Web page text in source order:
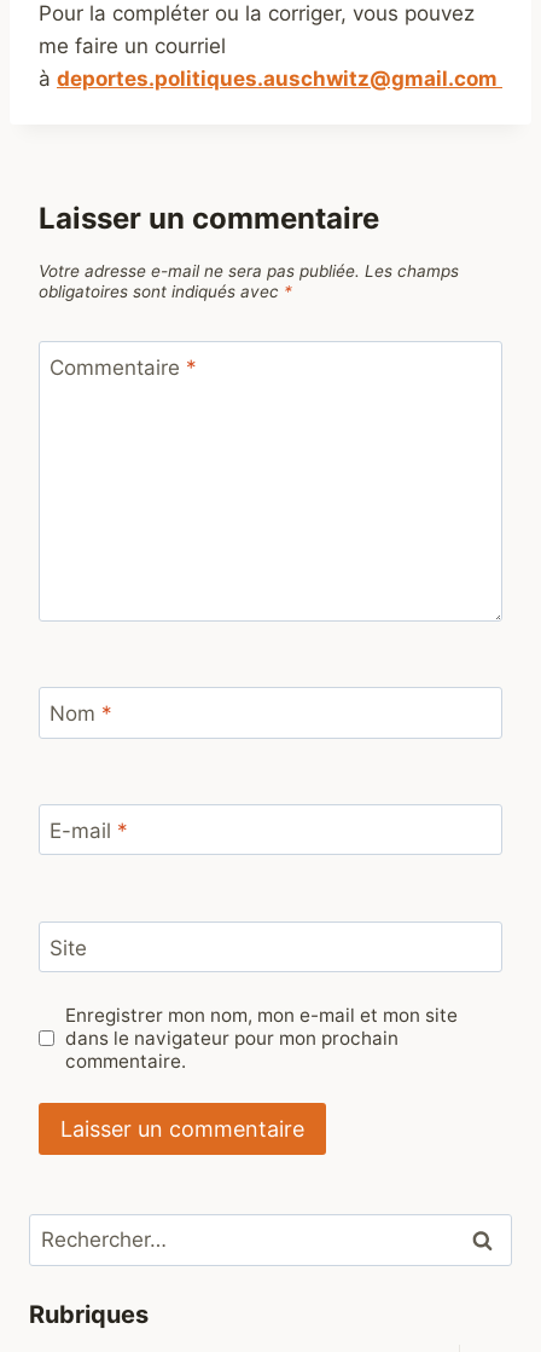
Pour la compléter ou la corriger, vous pouvez
me faire un courriel
à deportes.politiques.auschwitz@gmail.com
Laisser un commentaire
Votre adresse e-mail ne sera pas publiée. Les champs
obligatoires sont indiqués avec *
Commentaire *
Nom *
E-mail *
Site
Enregistrer mon nom, mon e-mail et mon site
dans le navigateur pour mon prochain
commentaire.
Rechercher :
Rubriques